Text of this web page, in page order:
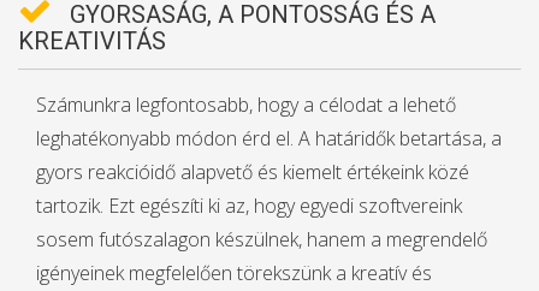
GYORSASÁG, A PONTOSSÁG ÉS A
KREATIVITÁS
Számunkra legfontosabb, hogy a célodat a lehető
leghatékonyabb módon érd el. A határidők betartása, a
gyors reakcióidő alapvető és kiemelt értékeink közé
tartozik. Ezt egészíti ki az, hogy egyedi szoftvereink
sosem futószalagon készülnek, hanem a megrendelő
igényeinek megfelelően törekszünk a kreatív és